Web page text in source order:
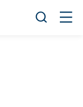
Öppna